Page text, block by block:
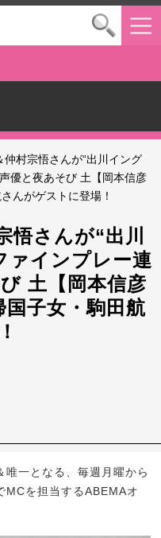
仲村宗悟さんが“出川イング
優と夜あそび 土【岡本信彦
んがゲストに登場！
悟さんが“出川
ァインプレー連
土【岡本信彦
子女・駒田航
一となる、毎週月曜から
MCを担当するABEMAオ